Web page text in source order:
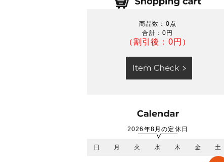
商品数：0点
合計：0円
（割引後：0円）
2026年8月の定休日
日 月 火 水 木 金 土